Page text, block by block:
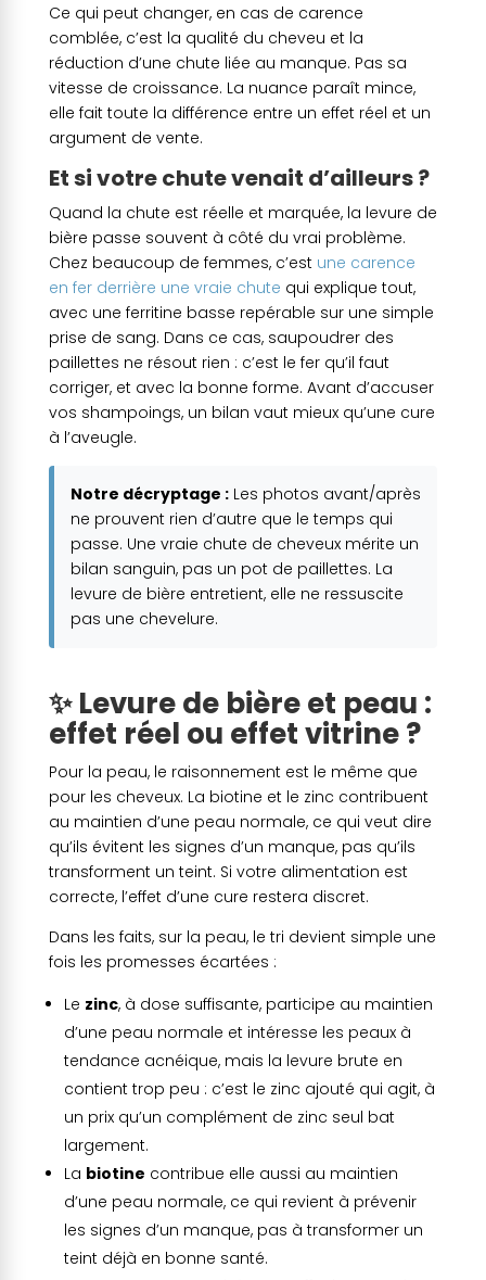
Ce qui peut changer, en cas de carence
comblée, c’est la qualité du cheveu et la
réduction d’une chute liée au manque. Pas sa
vitesse de croissance. La nuance paraît mince,
elle fait toute la différence entre un effet réel et un
argument de vente.
Et si votre chute venait d’ailleurs ?
Quand la chute est réelle et marquée, la levure de
bière passe souvent à côté du vrai problème.
Chez beaucoup de femmes, c’est une carence
en fer derrière une vraie chute qui explique tout,
avec une ferritine basse repérable sur une simple
prise de sang. Dans ce cas, saupoudrer des
paillettes ne résout rien : c’est le fer qu’il faut
corriger, et avec la bonne forme. Avant d’accuser
vos shampoings, un bilan vaut mieux qu’une cure
à l’aveugle.
Notre décryptage :Les photos avant/après
ne prouvent rien d’autre que le temps qui
passe. Une vraie chute de cheveux mérite un
bilan sanguin, pas un pot de paillettes. La
levure de bière entretient, elle ne ressuscite
pas une chevelure.
✨ Levure de bière et peau :
effet réel ou effet vitrine ?
Pour la peau, le raisonnement est le même que
pour les cheveux. La biotine et le zinc contribuent
au maintien d’une peau normale, ce qui veut dire
qu’ils évitent les signes d’un manque, pas qu’ils
transforment un teint. Si votre alimentation est
correcte, l’effet d’une cure restera discret.
Dans les faits, sur la peau, le tri devient simple une
fois les promesses écartées :
Le zinc, à dose suffisante, participe au maintien
d’une peau normale et intéresse les peaux à
tendance acnéique, mais la levure brute en
contient trop peu : c’est le zinc ajouté qui agit, à
un prix qu’un complément de zinc seul bat
largement.
La biotine contribue elle aussi au maintien
d’une peau normale, ce qui revient à prévenir
les signes d’un manque, pas à transformer un
teint déjà en bonne santé.